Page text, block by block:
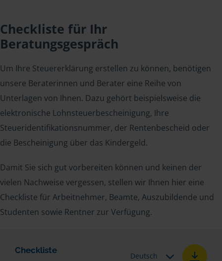
Checkliste für Ihr
Beratungsgespräch
Um Ihre Steuererklärung erstellen zu können, benötigen
unsere Beraterinnen und Berater eine Reihe von
Unterlagen von Ihnen. Dazu gehört beispielsweise die
elektronische Lohnsteuerbescheinigung, Ihre
Steueridentifikationsnummer, der Rentenbescheid oder
die Bescheinigung über das Kindergeld.
Damit Sie sich gut vorbereiten können und keinen der
vielen Nachweise vergessen, stellen wir Ihnen hier eine
Checkliste für Arbeitnehmer, Beamte, Auszubildende und
Studenten sowie Rentner zur Verfügung.
Checkliste
Deutsch